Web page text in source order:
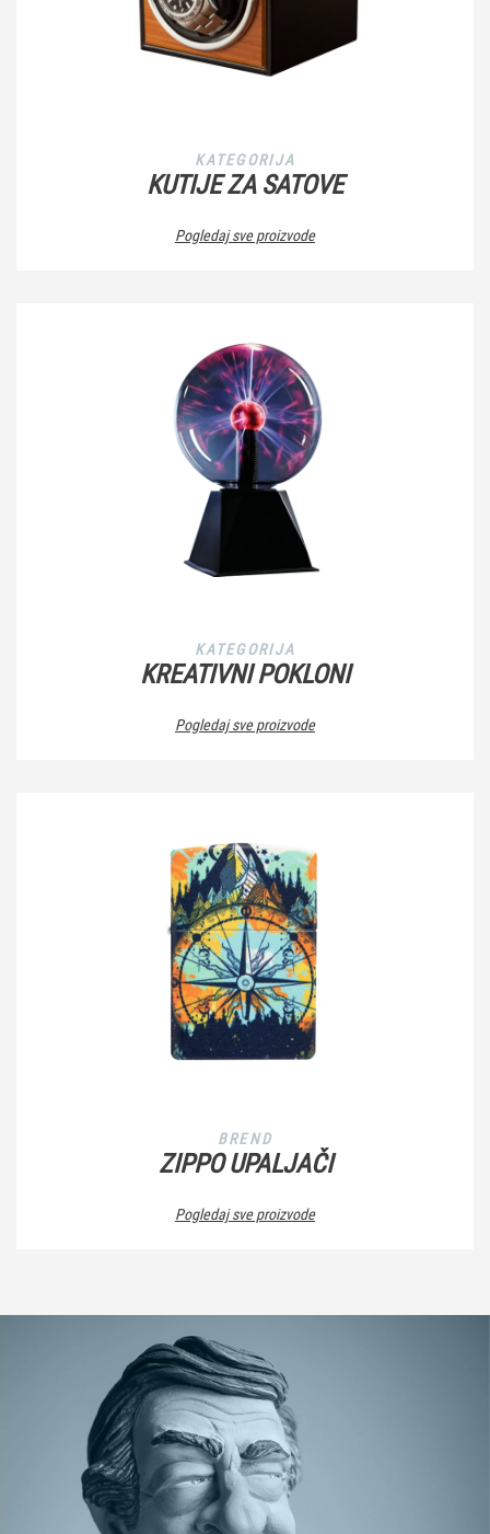
KATEGORIJA
KUTIJE ZA SATOVE
Pogledaj sve proizvode
KATEGORIJA
KREATIVNI POKLONI
Pogledaj sve proizvode
BREND
ZIPPO UPALJAČI
Pogledaj sve proizvode